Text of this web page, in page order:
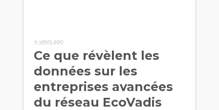
4 years ago
Ce que révèlent les
données sur les
entreprises avancées
du réseau EcoVadis